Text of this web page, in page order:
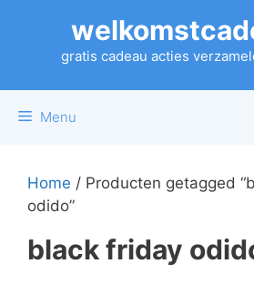
gratis cadeau acties
Menu
Home / Producten getagged
odido”
black friday